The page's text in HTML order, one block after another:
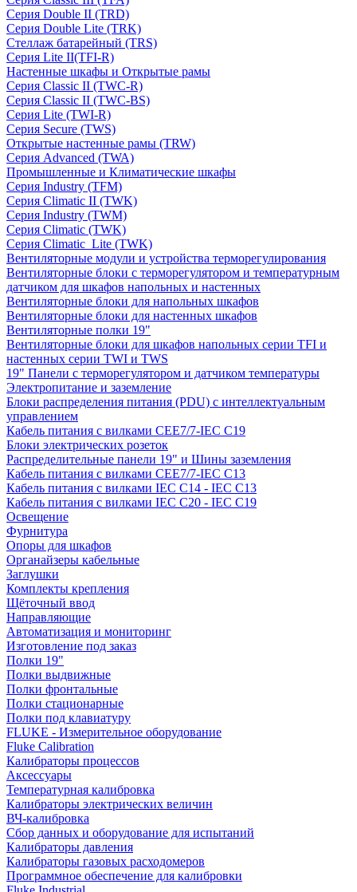
Серия Double II (TRD)
Серия Double Lite (TRK)
Стеллаж батарейный (TRS)
Серия Lite II(TFI-R)
Настенные шкафы и Открытые рамы
Серия Classic II (TWC-R)
Серия Classic II (TWC-BS)
Серия Lite (TWI-R)
Серия Secure (TWS)
Открытые настенные рамы (TRW)
Серия Advanced (TWA)
Промышленные и Климатические шкафы
Серия Industry (TFM)
Серия Climatic II (TWK)
Серия Industry (TWM)
Серия Climatic (TWK)
Серия Climatic_Lite (TWK)
Вентиляторные модули и устройства терморегулирования
Вентиляторные блоки с терморегулятором и температурным
датчиком для шкафов напольных и настенных
Вентиляторные блоки для напольных шкафов
Вентиляторные блоки для настенных шкафов
Вентиляторные полки 19"
Вентиляторные блоки для шкафов напольных серии TFI и
настенных серии TWI и TWS
19" Панели с терморегулятором и датчиком температуры
Электропитание и заземление
Блоки распределения питания (PDU) с интеллектуальным
управлением
Кабель питания с вилками CEE7/7-IEC C19
Блоки электрических розеток
Распределительные панели 19" и Шины заземления
Кабель питания с вилками CEE7/7-IEC C13
Кабель питания с вилками IEC C14 - IEC C13
Кабель питания с вилками IEC C20 - IEC C19
Освещение
Фурнитура
Опоры для шкафов
Органайзеры кабельные
Заглушки
Комплекты крепления
Щёточный ввод
Направляющие
Автоматизация и мониторинг
Изготовление под заказ
Полки 19"
Полки выдвижные
Полки фронтальные
Полки стационарные
Полки под клавиатуру
FLUKE - Измерительное оборудование
Fluke Calibration
Калибраторы процессов
Аксессуары
Температурная калибровка
Калибраторы электрических величин
ВЧ-калибровка
Сбор данных и оборудование для испытаний
Калибраторы давления
Калибраторы газовых расходомеров
Программное обеспечение для калибровки